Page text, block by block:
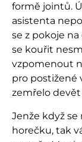
formě jointů.
asistenta
se z pokoje
se kouřit
vzpomenout
pro postižené
zemřelo
Jenže když
horečku, tak